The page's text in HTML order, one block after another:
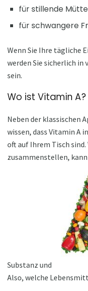
für stillende
für schwangere
Wenn Sie Ihre tägliche
werden Sie sicherlich in
sein.
Wo ist Vitamin A?
Neben der klassischen
wissen, dass Vitamin A
oft auf Ihrem Tisch
zusammenstellen,
Substanz und
Also, welche